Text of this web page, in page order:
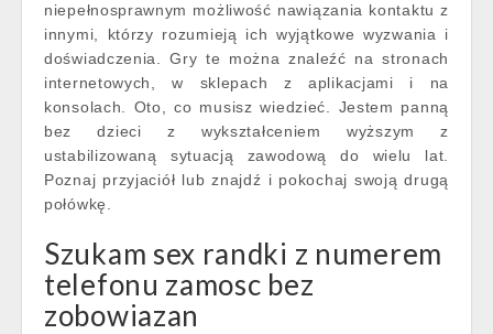
niepełnosprawnym możliwość nawiązania kontaktu z
innymi, którzy rozumieją ich wyjątkowe wyzwania i
doświadczenia. Gry te można znaleźć na stronach
internetowych, w sklepach z aplikacjami i na
konsolach. Oto, co musisz wiedzieć. Jestem panną
bez dzieci z wykształceniem wyższym z
ustabilizowaną sytuacją zawodową do wielu lat.
Poznaj przyjaciół lub znajdź i pokochaj swoją drugą
połówkę.
Szukam sex randki z numerem
telefonu zamosc bez
zobowiazan